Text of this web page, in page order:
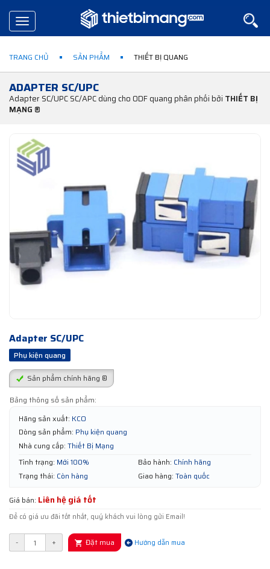
Toggle
navigation
TRANG CHỦ SẢN PHẨM THIẾT BỊ QUANG
ADAPTER SC/UPC
Adapter SC/UPC SC/APC dùng cho ODF quang phân phối bởi THIẾT BỊ
MẠNG ®
Adapter SC/UPC
Phụ kiện quang
Sản phẩm chính hãng ®
Bảng thông số sản phẩm:
Hãng sản xuất: KCO
Dòng sản phẩm: Phụ kiện quang
Nhà cung cấp: Thiết Bị Mạng
Tình trạng: Mới 100% Bảo hành: Chính hãng
Trạng thái: Còn hàng Giao hàng: Toàn quốc
Giá bán: Liên hệ giá tốt
Để có giá ưu đãi tốt nhất, quý khách vui lòng gửi Email!
- + Đặt mua Hướng dẫn mua